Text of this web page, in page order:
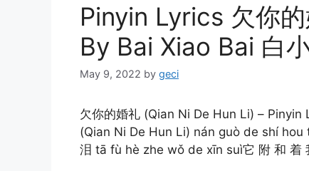
Pinyin Lyrics 欠你
By Bai Xiao Bai 白
May 9, 2022 by geci
欠你的婚礼 (Qian Ni De Hun Li) –
(Qian Ni De Hun Li) nán guò de shí
泪 tā fù hè zhe wǒ de xīn suì它 附 和 着